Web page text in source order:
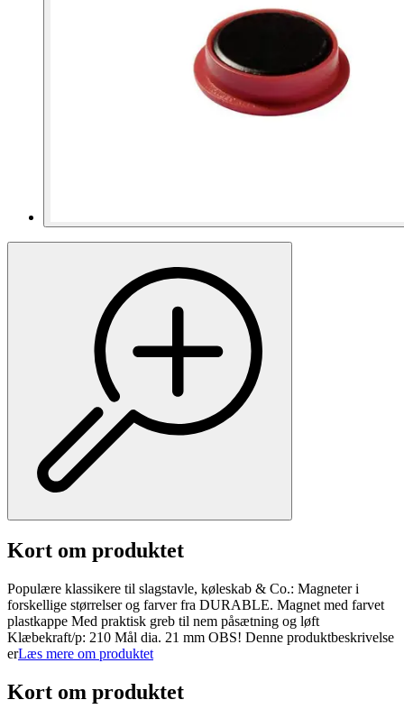
Kort om produktet
Populære klassikere til slagstavle, køleskab & Co.: Magneter i
forskellige størrelser og farver fra DURABLE. Magnet med farvet
plastkappe Med praktisk greb til nem påsætning og løft
Klæbekraft/p: 210 Mål dia. 21 mm OBS! Denne produktbeskrivelse
erLæs mere om produktet
Kort om produktet